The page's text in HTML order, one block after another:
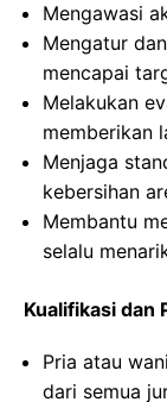
Mengawasi
Mengatur
mencapai
Melakukan
memberikan
Menjaga
kebersihan
Membantu
selalu
Kualifikasi dan
Pria atau
dari semua